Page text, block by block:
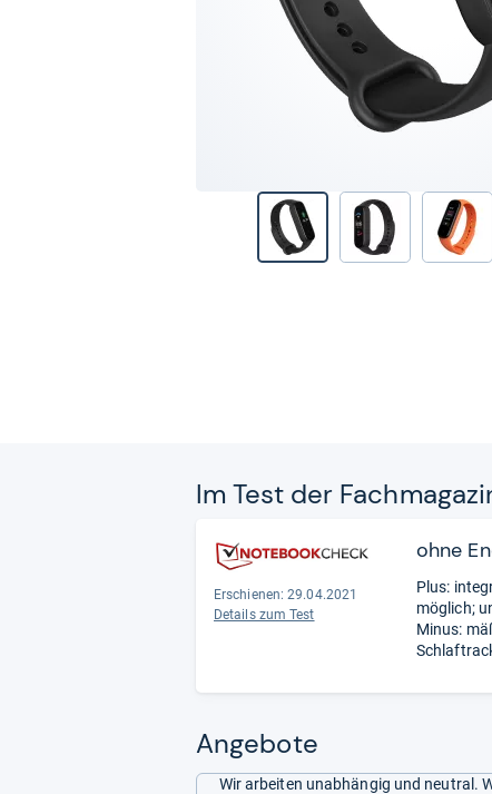
Im Test der
Erschienen: 29.04.2021
Details zum Test
ohne
Plus:
möglich;
Minus:
Angebote
Wir arbeiten unabhängig und neutral.